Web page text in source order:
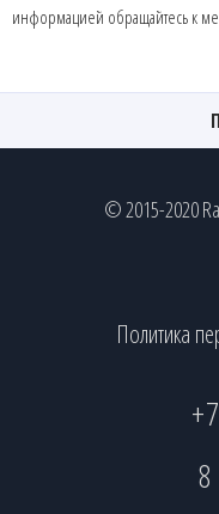
информацией обращайтесь к
© 2015-2020
Политика